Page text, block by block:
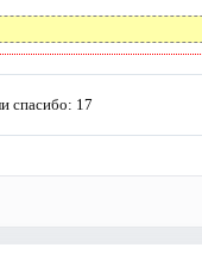
спасибо: 17